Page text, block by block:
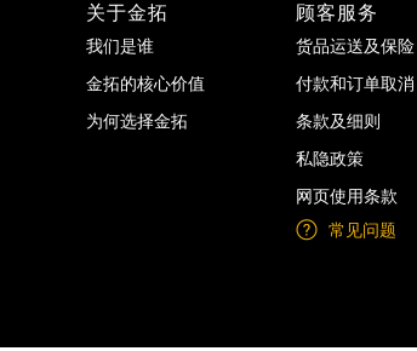
关于金拓
我们是谁
金拓的核心价值
为何选择金拓
顾客服务
货品运送及保险
付款和订单取消
条款及细则
私隐政策
网页使用条款
常见问题